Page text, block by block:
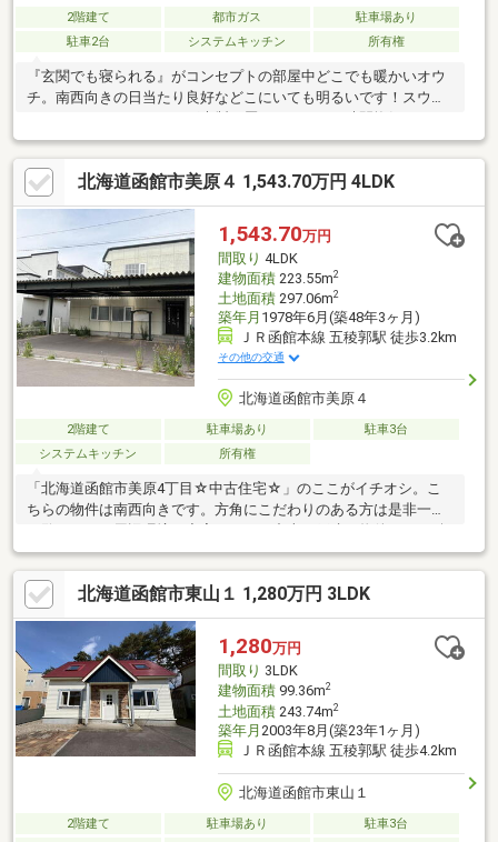
2階建て 都市ガス
駐車場あり
駐車2台
システムキッチン 所有権
『玄関でも寝られる』がコンセプトの部屋中どこでも暖かいオウ
チ。南西向きの日当たり良好などこにいても明るいです！スウェ
ム！リビングには温かみのある暖炉とセントラル暖房で部屋中あ
ったかですよ！！ボイラーも都市ガスのエコジョーズですので経
済的です！！キッチンも対面式で安心のＩＨクッキングヒーター
に食器洗浄乾燥機付きで日々の家事を助けてくれます！！各部屋
にはエアコン完備に、もちろんシャンプードレッサーやＴＶイン
ターホンも付いております！！お風呂も広々１坪タイプに追炊き
機能付きです！！可愛いクロスに各所に感じる輸入住宅を是非ご
体感ください！
北海道函館市美原４ 1,543.70万円 4LDK
1,543.70万円
間取り 4LDK
建物面積223.55m2
土地面積297.06m2
築年月 1978年6月(築48年3ヶ月)
ＪＲ函館本線 五稜郭駅 徒歩3.2km
その他の交通
北海道函館市美原４
2階建て 駐車場あり
駐車3台
システムキッチン
所有権
「北海道函館市美原4丁目☆中古住宅☆」のここがイチオシ。こ
ちらの物件は南西向きです。方角にこだわりのある方は是非一度
以上ある浴室は広々としていてお風呂好きの方におすすめです。
夢のマイホームの購入を当社スタッフがサポートいたします。一
戸建て情報を豊富に扱っているので、まずはお気軽にご連絡くだ
さいませ。
北海道函館市東山１ 1,280万円 3LDK
1,280万円
間取り 3LDK
建物面積99.36m2
土地面積243.74m2
築年月 2003年8月(築23年1ヶ月)
ＪＲ函館本線 五稜郭駅 徒歩4.2km
北海道函館市東山１
2階建て 駐車場あり
駐車3台